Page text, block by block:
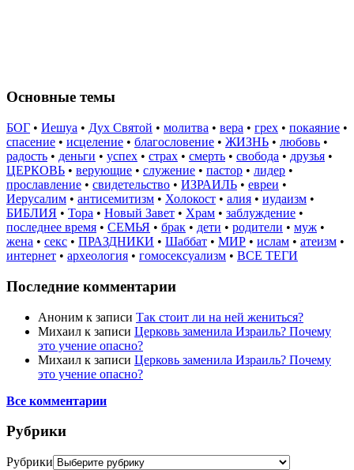
Основные темы
БОГ • Иешуа • Дух Святой • молитва • вера • грех • покаяние •
спасение • исцеление • благословение • ЖИЗНЬ • любовь •
радость • деньги • успех • страх • смерть • свобода • друзья •
ЦЕРКОВЬ • верующие • служение • пастор • лидер •
прославление • свидетельство • ИЗРАИЛЬ • евреи •
Иерусалим • антисемитизм • Холокост • алия • иудаизм •
БИБЛИЯ • Тора • Новый Завет • Храм • заблуждение •
последнее время • СЕМЬЯ • брак • дети • родители • муж •
жена • секс • ПРАЗДНИКИ • Шаббат • МИР • ислам • атеизм •
интернет • археология • гомосексуализм • ВСЕ ТЕГИ
Последние комментарии
Аноним к записи Так стоит ли на ней жениться?
Михаил к записи Церковь заменила Израиль? Почему
это учение опасно?
Михаил к записи Церковь заменила Израиль? Почему
это учение опасно?
Все комментарии
Рубрики
Рубрики